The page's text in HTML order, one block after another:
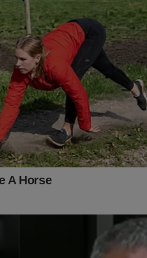
eleição! E agora acabam de
da República. Não fique
Para conhecer e adquirir,
collections/camisetas